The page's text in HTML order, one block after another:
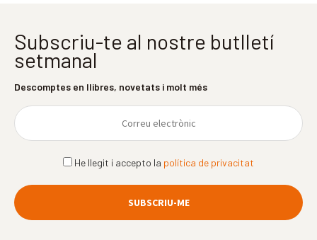
Subscriu-te al nostre butlletí
setmanal
Descomptes en llibres, novetats i molt més
He llegit i accepto la política de privacitat